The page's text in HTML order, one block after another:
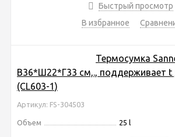
Быстрый просмотр
В избранное
Термосумка
В36*Ш22*Г33 cм,., поддерживает t
(CL603-1)
Артикул: FS-304503
Объем 25 l